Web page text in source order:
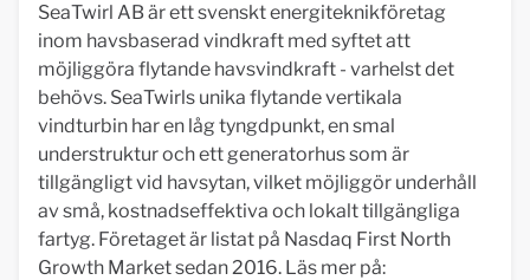
SeaTwirl AB är ett svenskt energiteknikföretag
inom havsbaserad vindkraft med syftet att
möjliggöra flytande havsvindkraft - varhelst det
behövs. SeaTwirls unika flytande vertikala
vindturbin har en låg tyngdpunkt, en smal
understruktur och ett generatorhus som är
tillgängligt vid havsytan, vilket möjliggör underhåll
av små, kostnadseffektiva och lokalt tillgängliga
fartyg. Företaget är listat på Nasdaq First North
Growth Market sedan 2016. Läs mer på: